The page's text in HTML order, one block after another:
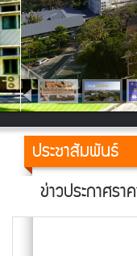
ประชาสัมพันธ์
ข่าวประกาศรา